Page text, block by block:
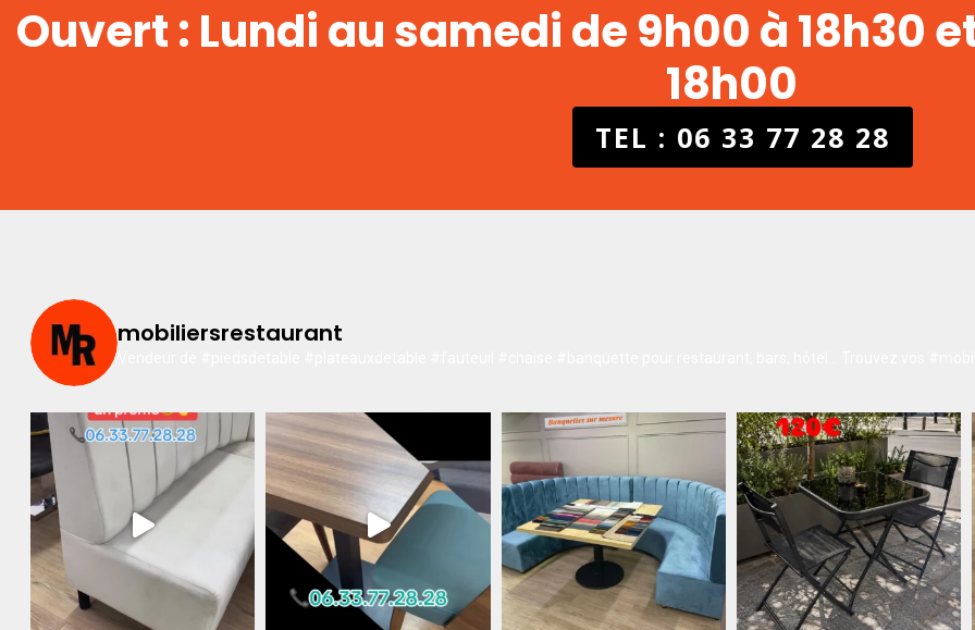
Ouvert : Lundi au samedi de 9h00 à 18h30
18h00
TEL : 06 33 77 28 28
mobiliersrestaurant